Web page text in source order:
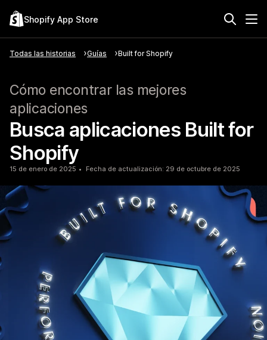
Shopify App Store
Todas las historias Guías Built for Shopify
Cómo encontrar las mejores
aplicaciones
Busca aplicaciones Built for
Shopify
15 de enero de 2025 Fecha de actualización: 29 de octubre de 2025